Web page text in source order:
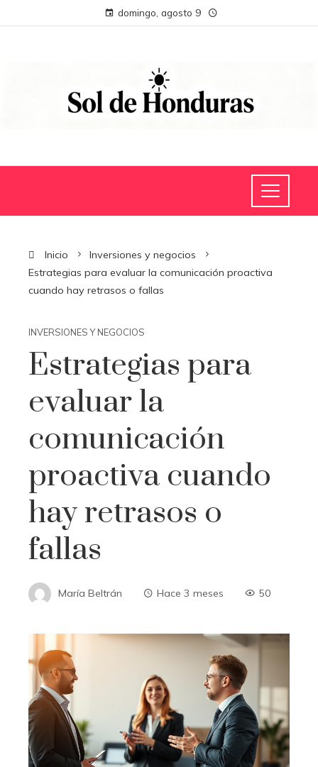
domingo, agosto 9
Inicio
Inversiones y negocios
Estrategias para evaluar la comunicación proactiva
cuando hay retrasos o fallas
INVERSIONES Y NEGOCIOS
Estrategias para
evaluar la
comunicación
proactiva cuando
hay retrasos o
fallas
María Beltrán Hace 3 meses 50